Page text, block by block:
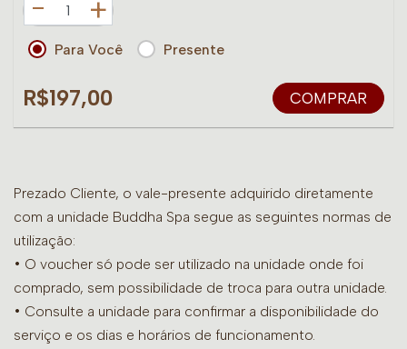
+
Para Você Presente
R$197,00 COMPRAR
Prezado Cliente, o vale-presente adquirido diretamente
com a unidade Buddha Spa segue as seguintes normas de
utilização:
• O voucher só pode ser utilizado na unidade onde foi
comprado, sem possibilidade de troca para outra unidade.
• Consulte a unidade para confirmar a disponibilidade do
serviço e os dias e horários de funcionamento.